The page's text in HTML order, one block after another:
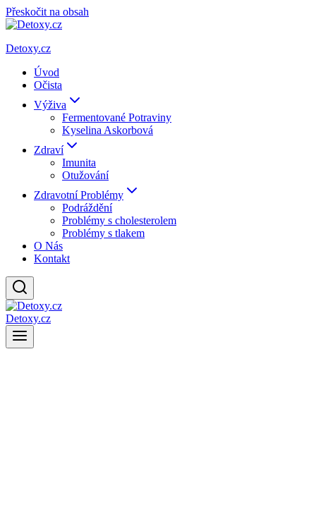
Přeskočit na obsah
Detoxy.cz
Úvod
Očista
Výživa
Fermentované Potraviny
Kyselina Askorbová
Zdraví
Imunita
Otužování
Zdravotní Problémy
Podráždění
Problémy s cholesterolem
Problémy s tlakem
O Nás
Kontakt
Detoxy.cz